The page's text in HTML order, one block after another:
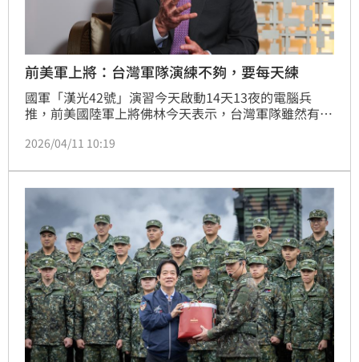
前美軍上將：台灣軍隊演練不夠，要每天練
國軍「漢光42號」演習今天啟動14天13夜的電腦兵
推，前美國陸軍上將佛林今天表示，台灣軍隊雖然有完
務，需要精準掌握時間、序列、同步與協調，這需要每
2026/04/11 10:19